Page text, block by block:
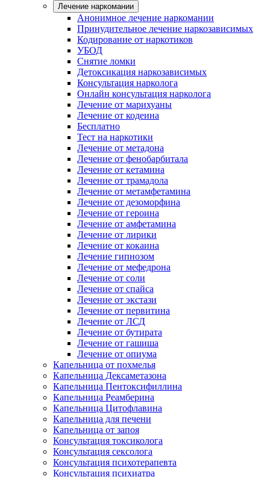
Лечение наркомании
Анонимное лечение наркомании
Принудительное лечение наркозависимых
Кодирование от наркотиков
УБОД
Снятие ломки
Детоксикация наркозависимых
Консультация нарколога
Онлайн консультация нарколога
Лечение от марихуаны
Лечение от кодеина
Бесплатно
Тест на наркотики
Лечение от метадона
Лечение от фенобарбитала
Лечение от кетамина
Лечение от трамадола
Лечение от метамфетамина
Лечение от дезоморфина
Лечение от героина
Лечение от амфетамина
Лечение от лирики
Лечение от кокаина
Лечение гипнозом
Лечение от мефедрона
Лечение от соли
Лечение от спайса
Лечение от экстази
Лечение от первитина
Лечение от ЛСД
Лечение от бутирата
Лечение от гашиша
Лечение от опиума
Капельница от похмелья
Капельница Дексаметазона
Капельница Пентоксифиллина
Капельница Реамберина
Капельница Цитофлавина
Капельница для печени
Капельница от запоя
Консультация токсиколога
Консультация сексолога
Консультация психотерапевта
Консультация психиатра